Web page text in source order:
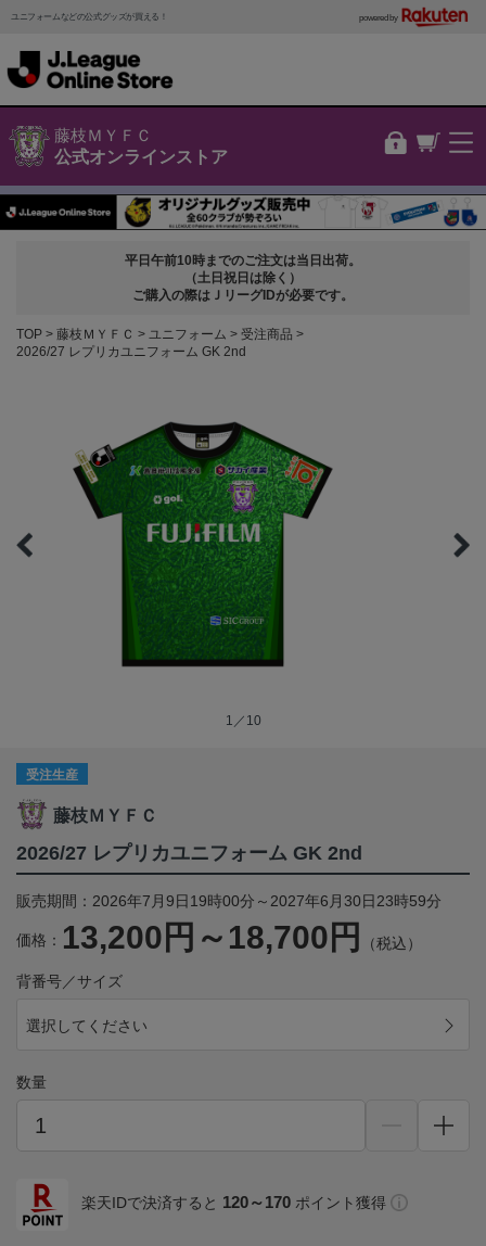
ユニフォームなどの公式グッズが買える！ powered by
藤枝ＭＹＦＣ
公式オンラインストア
平日午前10時までのご注文は当日出荷。
（土日祝日は除く）
ご購入の際はＪリーグIDが必要です。
TOP 藤枝ＭＹＦＣ ユニフォーム
受注商品
2026/27 レプリカユニフォーム GK 2nd
1／10
受注生産
藤枝ＭＹＦＣ
2026/27 レプリカユニフォーム GK 2nd
販売期間：2026年7月9日19時00分～2027年6月30日23時59分
価格： 13,200円～18,700円 （税込）
背番号／サイズ
選択してください
数量
楽天IDで決済すると 120～170 ポイント獲得